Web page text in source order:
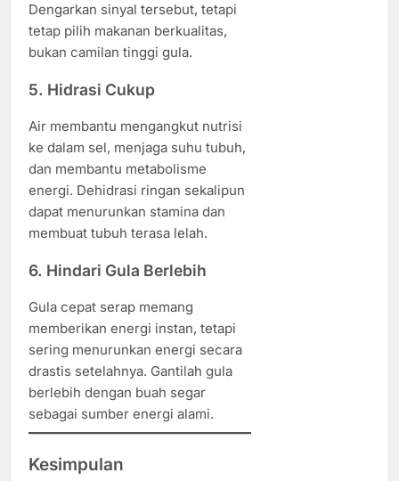
Dengarkan sinyal tersebut, tetapi
tetap pilih makanan berkualitas,
bukan camilan tinggi gula.
5. Hidrasi Cukup
Air membantu mengangkut nutrisi
ke dalam sel, menjaga suhu tubuh,
dan membantu metabolisme
energi. Dehidrasi ringan sekalipun
dapat menurunkan stamina dan
membuat tubuh terasa lelah.
6. Hindari Gula Berlebih
Gula cepat serap memang
memberikan energi instan, tetapi
sering menurunkan energi secara
drastis setelahnya. Gantilah gula
berlebih dengan buah segar
sebagai sumber energi alami.
Kesimpulan